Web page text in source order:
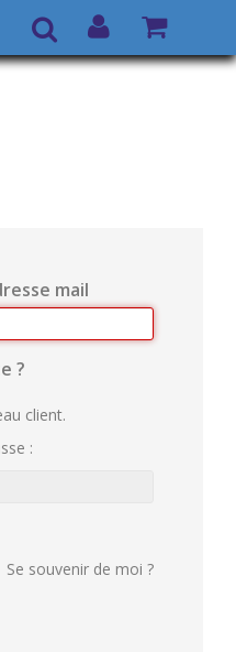
Recherche
mail
?
client.
:
Se souvenir de moi ?